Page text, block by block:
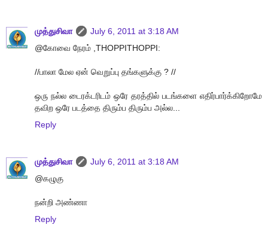
முத்துசிவா
July 6, 2011 at 3:18 AM
@கோவை நேரம் ,THOPPITHOPPI:
//பாலா மேல ஏன் வெறுப்பு தங்களுக்கு ? //
ஒரு நல்ல டைரக்டரிடம் ஒரே தரத்தில் படங்களை எதிர்பார்க்கிறோமே
தவிற ஒரே படத்தை திரும்ப திரும்ப அல்ல...
Reply
முத்துசிவா
July 6, 2011 at 3:18 AM
@கழுகு
நன்றி அண்ணா
Reply